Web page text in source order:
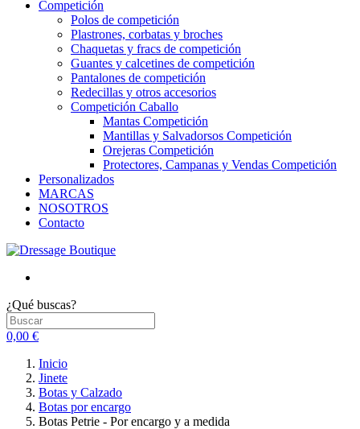
Competición
Polos de competición
Plastrones, corbatas y broches
Chaquetas y fracs de competición
Guantes y calcetines de competición
Pantalones de competición
Redecillas y otros accesorios
Competición Caballo
Mantas Competición
Mantillas y Salvadorsos Competición
Orejeras Competición
Protectores, Campanas y Vendas Competición
Personalizados
MARCAS
NOSOTROS
Contacto
¿Qué buscas?
0,00 €
Inicio
Jinete
Botas y Calzado
Botas por encargo
Botas Petrie - Por encargo y a medida